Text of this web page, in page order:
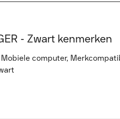
- Zwart kenmerken
computer,